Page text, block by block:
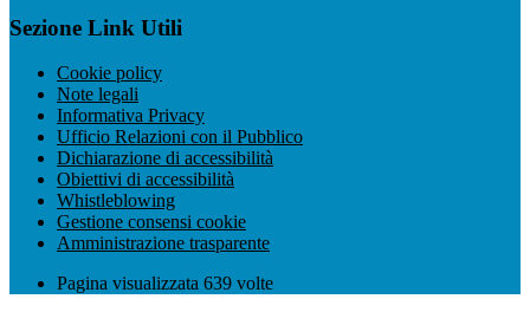
Sezione Link Utili
Cookie policy
Note legali
Informativa Privacy
Ufficio Relazioni con il Pubblico
Dichiarazione di accessibilità
Obiettivi di accessibilità
Whistleblowing
Gestione consensi cookie
Amministrazione trasparente
Pagina visualizzata 639 volte